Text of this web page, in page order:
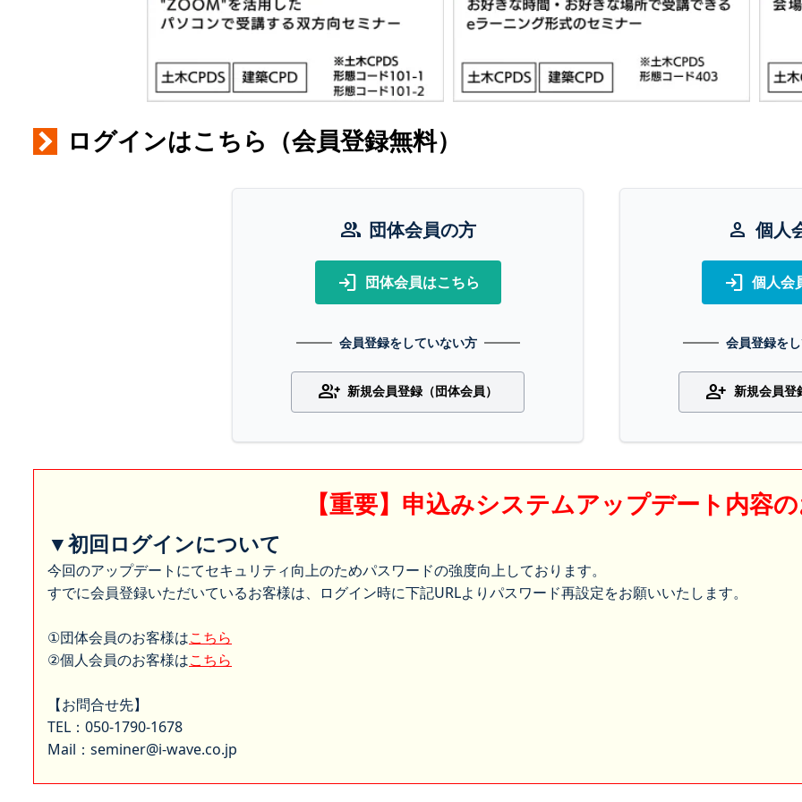
ログインはこちら（会員登録無料）
group 団体会員の方
login 団体会員はこちら
会員登録をしていない方
group_add 新規会員登録（団体会員）
person 個人
login 個人会
会員登録を
person_add 新規会員登
【重要】申込みシステムアップデート内容
▼初回ログインについて
今回のアップデートにてセキュリティ向上のためパスワードの強度向上しております。
すでに会員登録いただいているお客様は、ログイン時に下記URLよりパスワード再設定をお願いいたします。
①団体会員のお客様はこちら
②個人会員のお客様はこちら
【お問合せ先】
TEL：050-1790-1678
Mail：seminer@i-wave.co.jp